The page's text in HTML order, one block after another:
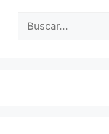
Buscar: